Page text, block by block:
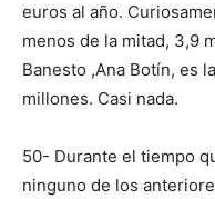
euros al año.
menos de la mitad, 3,9
Banesto ,Ana Botín, es
millones. Casi nada.
50- Durante el tiempo
ninguno de los